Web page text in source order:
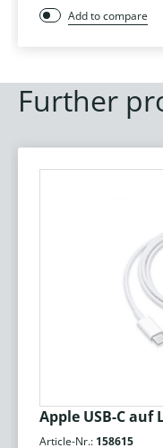
Add to compare
Further
Apple USB-C
Article-Nr.: 158615